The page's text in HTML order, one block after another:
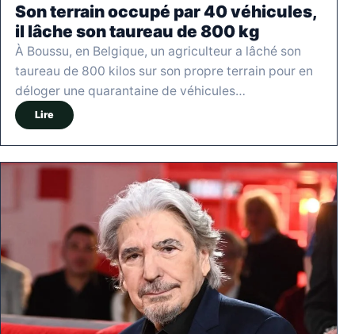
Son terrain occupé par 40 véhicules,
il lâche son taureau de 800 kg
À Boussu, en Belgique, un agriculteur a lâché son
taureau de 800 kilos sur son propre terrain pour en
déloger une quarantaine de véhicules…
Lire